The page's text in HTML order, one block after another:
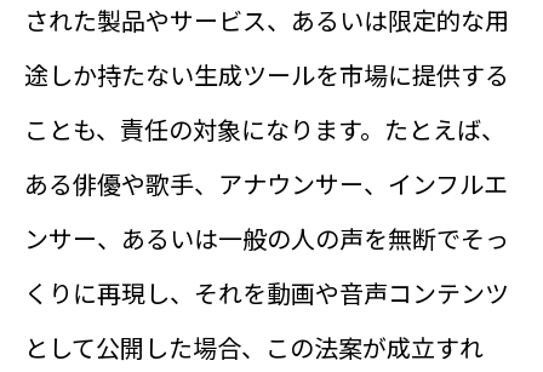
された製品やサービス、あるいは限定的な用
途しか持たない生成ツールを市場に提供する
ことも、責任の対象になります。たとえば、
ある俳優や歌手、アナウンサー、インフルエ
ンサー、あるいは一般の人の声を無断でそっ
くりに再現し、それを動画や音声コンテンツ
として公開した場合、この法案が成立すれ